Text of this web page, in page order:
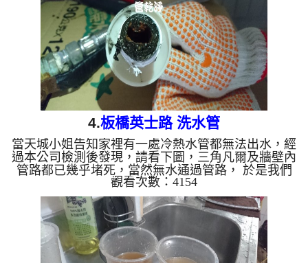
4.板橋英士路 洗水管
當天城小姐告知家裡有一處冷熱水管都無法出水，經
過本公司檢測後發現，請看下圖，三角凡爾及牆壁內
管路都已幾乎堵死，當然無水通過管路， 於是我們
架起 水管清洗機 器，開始 清洗水管，洗水管 過程
中，管路堵住幾次，於是本公司改用特殊工法， 水
管清洗 約兩個小時，終於讓管路出水正常。 清洗水
管,水管清洗, 洗水管, 熱水管堵塞, 熱水忽冷忽熱 ...
觀看次數：4154